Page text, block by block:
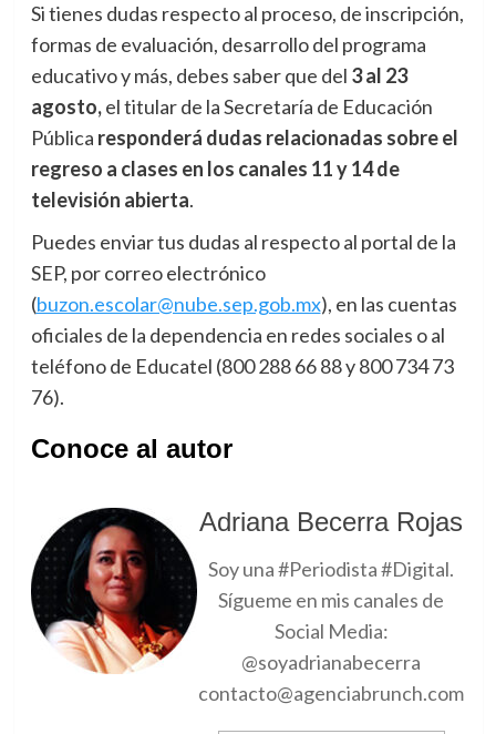
Si tienes dudas respecto al proceso, de inscripción,
formas de evaluación, desarrollo del programa
educativo y más, debes saber que del 3 al 23
agosto,el titular de la Secretaría de Educación
Pública responderá dudas relacionadas sobre el
regreso a clases en los canales 11 y 14 de
televisión abierta.
Puedes enviar tus dudas al respecto al portal de la
SEP, por correo electrónico
(buzon.escolar@nube.sep.gob.mx), en las cuentas
oficiales de la dependencia en redes sociales o al
teléfono de Educatel (800 288 66 88 y 800 734 73
76).
Conoce al autor
Adriana Becerra Rojas
Soy una #Periodista #Digital.
Sígueme en mis canales de
Social Media:
@soyadrianabecerra
contacto@agenciabrunch.com